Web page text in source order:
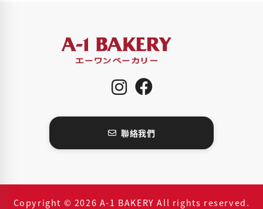
聯絡我們
Copyright © 2026 A-1 BAKERY All rights reserved.